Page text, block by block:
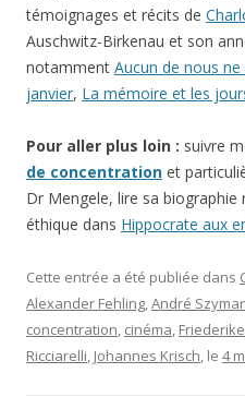
témoignages et récits de
Auschwitz-Birkenau et son
notamment Aucun de nous ne
janvier, La mémoire et les
Pour aller plus loin : suivre
de concentration et
Dr Mengele, lire sa biographie
éthique dans Hippocrate aux
Cette entrée a été publiée dans
Alexander Fehling,André
concentration, cinéma,
Ricciarelli, Johannes Krisch, le 4